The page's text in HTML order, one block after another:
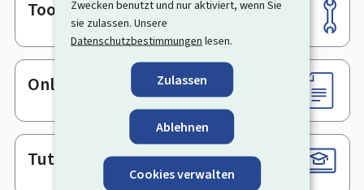
Zwecken benutzt und nur aktiviert, wenn Sie
sie zulassen. Unsere
Datenschutzbestimmungen lesen.
Zulassen
Ablehnen
Cookies verwalten
Footer
Tools
Online-Dienste & Formulare
Tutorials